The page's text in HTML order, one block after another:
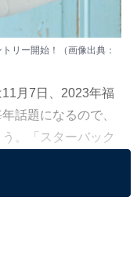
リー開始！（画像出典：
月7日、2023年福
話題になるので、
。「スターバック
る抽選販売で、期間
中身やエントリー方